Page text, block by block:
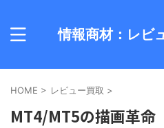
情報商材：レビ
HOME > レビュー買取 >
MT4/MT5の描画革命